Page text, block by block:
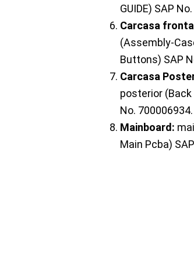
GUIDE) SAP
Carcasa
(Assembly-
Buttons) SAP
Carcasa
posterior
No. 700006934.
Mainboard:
Main Pcba)